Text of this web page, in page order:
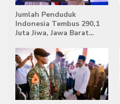
Jumlah Penduduk
Indonesia Tembus 290,1
Juta Jiwa, Jawa Barat
Terpadat